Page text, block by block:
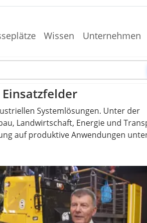
Wissen Unternehmen
Systemlösungen. Unter der
Landwirtschaft, Energie und
auf produktive Anwendungen